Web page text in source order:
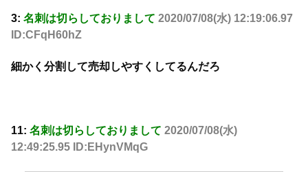
3: 名刺は切らしておりまして 2020/07/08(水) 12:19:06.97
ID:CFqH60hZ
細かく分割して売却しやすくしてるんだろ
11: 名刺は切らしておりまして 2020/07/08(水)
12:49:25.95 ID:EHynVMqG